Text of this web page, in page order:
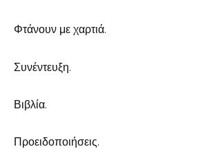
Φτάνουν με χαρτιά.
Συνέντευξη.
Βιβλία.
Προειδοποιήσεις.